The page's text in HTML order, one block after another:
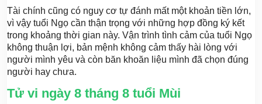
Tài chính cũng có nguy cơ tự đánh mất một khoản tiền lớn,
vì vậy tuổi Ngọ cần thận trọng với những hợp đồng ký kết
trong khoảng thời gian này. Vận trình tình cảm của tuổi Ngọ
không thuận lợi, bản mệnh không cảm thấy hài lòng với
người mình yêu và còn băn khoăn liệu mình đã chọn đúng
người hay chưa.
Tử vi ngày 8 tháng 8 tuổi Mùi